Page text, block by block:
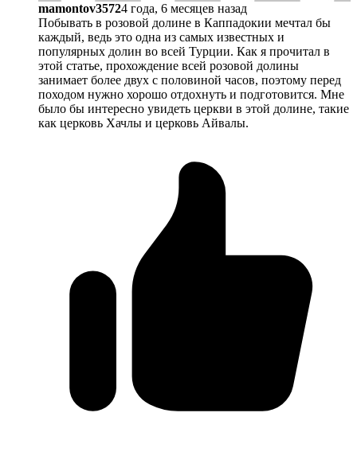
mamontov35724 года, 6 месяцев назад
Побывать в розовой долине в Каппадокии мечтал бы
каждый, ведь это одна из самых известных и
популярных долин во всей Турции. Как я прочитал в
этой статье, прохождение всей розовой долины
занимает более двух с половиной часов, поэтому перед
походом нужно хорошо отдохнуть и подготовится. Мне
было бы интересно увидеть церкви в этой долине, такие
как церковь Хачлы и церковь Айвалы.